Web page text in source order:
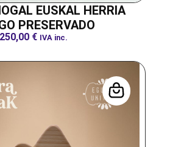
EUSKAL HERRIA
PRESERVADO
250,00 € IVA inc.